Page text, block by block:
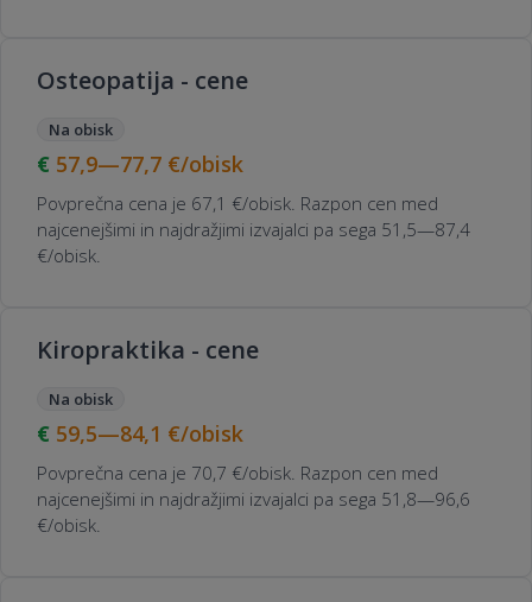
Osteopatija - cene
Na obisk
57,9—77,7 €/obisk
Povprečna cena je 67,1 €/obisk. Razpon cen med
najcenejšimi in najdražjimi izvajalci pa sega 51,5—87,4
€/obisk.
Kiropraktika - cene
Na obisk
59,5—84,1 €/obisk
Povprečna cena je 70,7 €/obisk. Razpon cen med
najcenejšimi in najdražjimi izvajalci pa sega 51,8—96,6
€/obisk.